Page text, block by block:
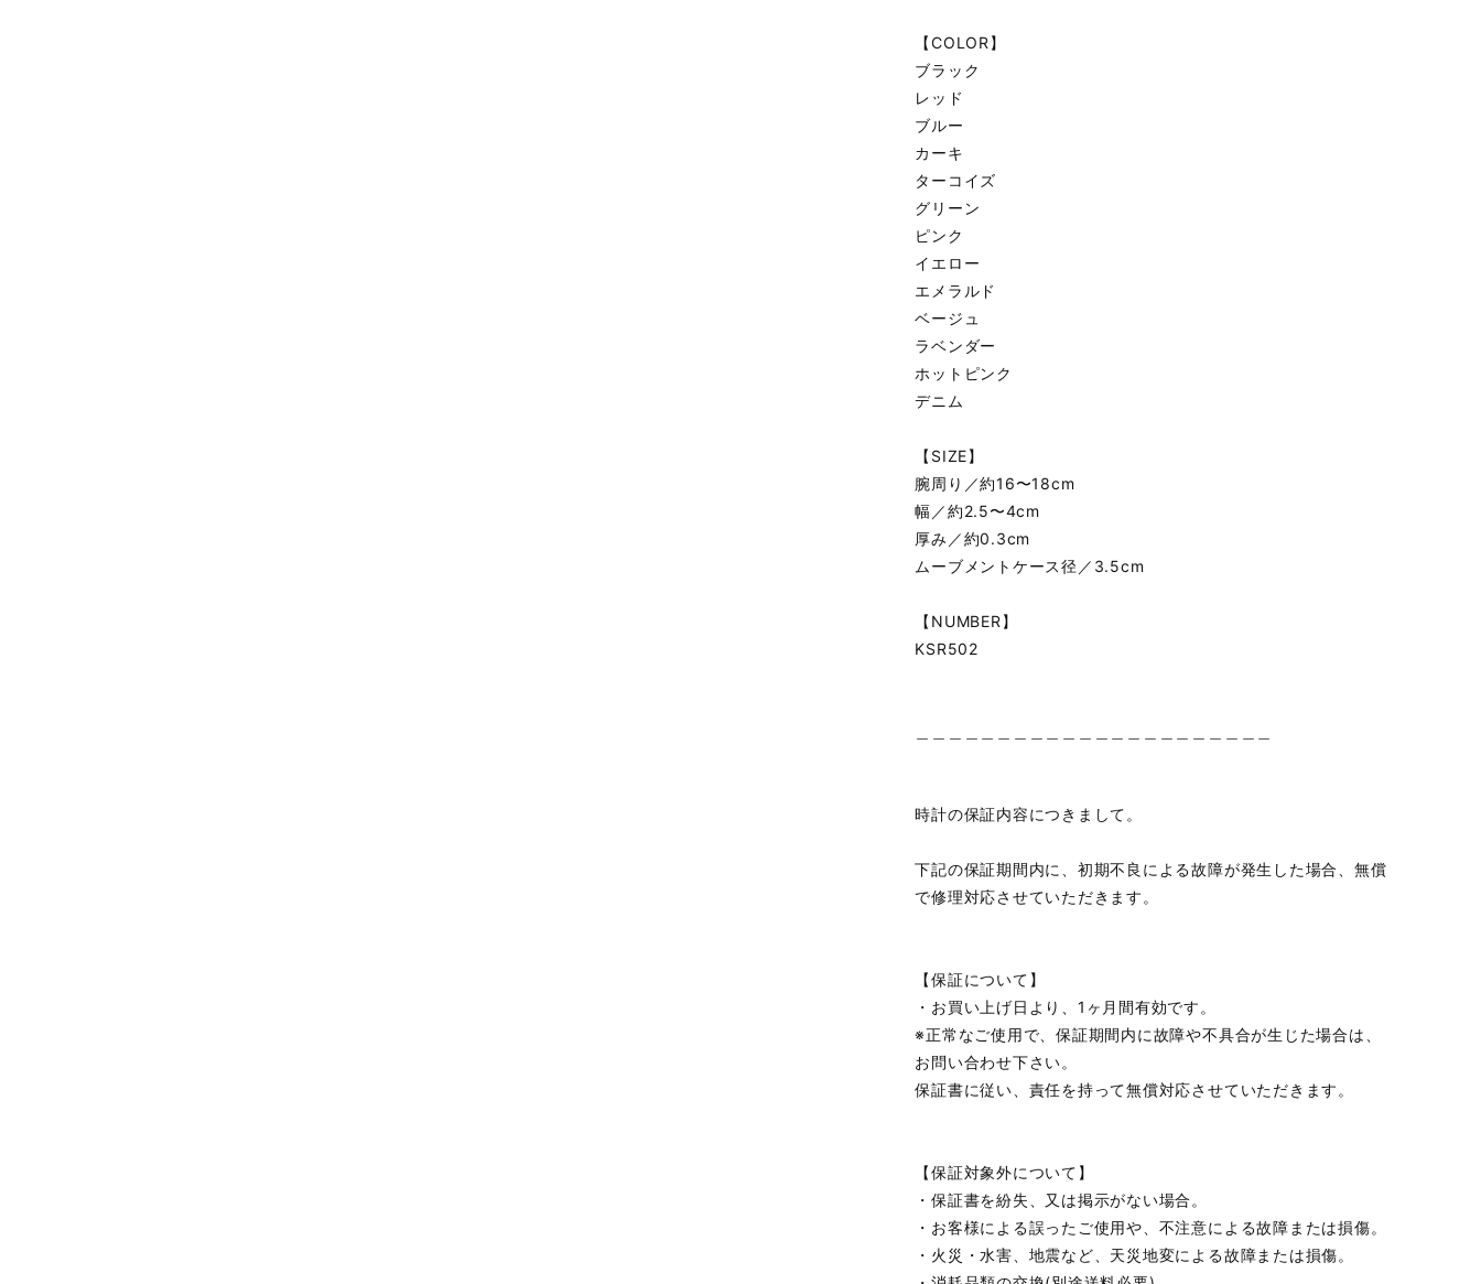
【COLOR】
ブラック
レッド
ブルー
カーキ
ターコイズ
グリーン
ピンク
イエロー
エメラルド
ベージュ
ラベンダー
ホットピンク
デニム
【SIZE】
腕周り／約16〜18cm
幅／約2.5〜4cm
厚み／約0.3cm
ムーブメントケース径／3.5cm
【NUMBER】
KSR502
時計の保証内容につきまして。
下記の保証期間内に、初期不良による故障が発生した場合、無償
で修理対応させていただきます。
【保証について】
・お買い上げ日より、1ヶ月間有効です。
※正常なご使用で、保証期間内に故障や不具合が生じた場合は、
お問い合わせ下さい。
保証書に従い、責任を持って無償対応させていただきます。
【保証対象外について】
・保証書を紛失、又は掲示がない場合。
・お客様による誤ったご使用や、不注意による故障または損傷。
・火災・水害、地震など、天災地変による故障または損傷。